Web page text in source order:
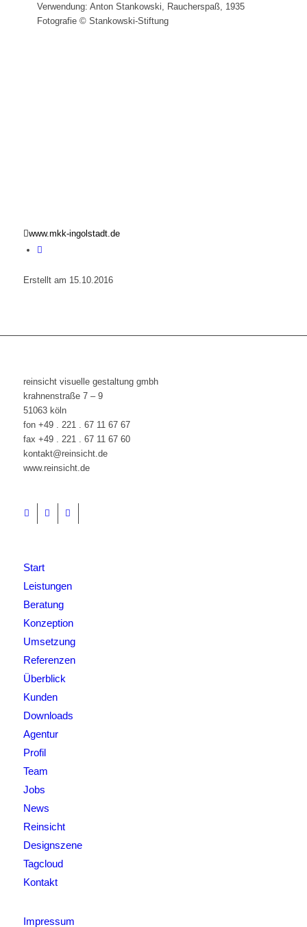
Verwendung: Anton Stankowski, Raucherspaß, 1935
Fotografie © Stankowski-Stiftung
www.mkk-ingolstadt.de
Erstellt am 15.10.2016
reinsicht visuelle gestaltung gmbh
krahnenstraße 7 – 9
51063 köln
fon +49 . 221 . 67 11 67 67
fax +49 . 221 . 67 11 67 60
kontakt@reinsicht.de
www.reinsicht.de
Start
Leistungen
Beratung
Konzeption
Umsetzung
Referenzen
Überblick
Kunden
Downloads
Agentur
Profil
Team
Jobs
News
Reinsicht
Designszene
Tagcloud
Kontakt
Impressum